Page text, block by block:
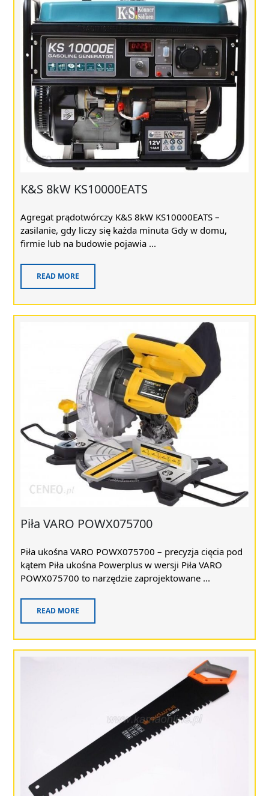
K&S 8kW KS10000EATS
Agregat prądotwórczy K&S 8kW KS10000EATS –
zasilanie, gdy liczy się każda minuta Gdy w domu,
firmie lub na budowie pojawia ...
READ MORE
Piła VARO POWX075700
Piła ukośna VARO POWX075700 – precyzja cięcia pod
kątem Piła ukośna Powerplus w wersji Piła VARO
POWX075700 to narzędzie zaprojektowane ...
READ MORE